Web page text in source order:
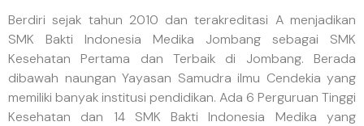
Berdiri sejak tahun 2010 dan terakreditasi A menjadikan
SMK Bakti Indonesia Medika Jombang sebagai SMK
Kesehatan Pertama dan Terbaik di Jombang. Berada
dibawah naungan Yayasan Samudra ilmu Cendekia yang
memiliki banyak institusi pendidikan. Ada 6 Perguruan Tinggi
Kesehatan dan 14 SMK Bakti Indonesia Medika yang